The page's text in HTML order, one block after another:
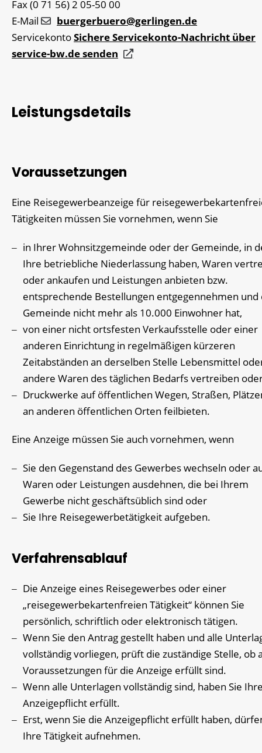
Fax(0 71 56) 2 05-50 00
E-Mail
buergerbuero@gerlingen.de
ServicekontoSichere Servicekonto-Nachricht über
service-bw.de senden
Leistungsdetails
Voraussetzungen
Eine Reisegewerbeanzeige für
Tätigkeiten müssen Sie vornehmen, wenn Sie
in Ihrer Wohnsitzgemeinde oder der Gemeinde, in
Ihre betriebliche Niederlassung haben, Waren
oder ankaufen und Leistungen anbieten bzw.
entsprechende Bestellungen entgegennehmen und
Gemeinde nicht mehr als 10.000 Einwohner hat,
von einer nicht ortsfesten Verkaufsstelle oder einer
anderen Einrichtung in regelmäßigen kürzeren
Zeitabständen an derselben Stelle Lebensmittel
andere Waren des täglichen Bedarfs vertreiben
Druckwerke auf öffentlichen Wegen, Straßen,
an anderen öffentlichen Orten feilbieten.
Eine Anzeige müssen Sie auch vornehmen, wenn
Sie den Gegenstand des Gewerbes wechseln oder
Waren oder Leistungen ausdehnen, die bei Ihrem
Gewerbe nicht geschäftsüblich sind oder
Sie Ihre Reisegewerbetätigkeit aufgeben.
Verfahrensablauf
Die Anzeige eines Reisegewerbes oder einer
„reisegewerbekartenfreien Tätigkeit“ können Sie
persönlich, schriftlich oder elektronisch tätigen.
Wenn Sie den Antrag gestellt haben und alle
vollständig vorliegen, prüft die zuständige Stelle, ob
Voraussetzungen für die Anzeige erfüllt sind.
Wenn alle Unterlagen vollständig sind, haben Sie
Anzeigepflicht erfüllt.
Erst, wenn Sie die Anzeigepflicht erfüllt haben,
Ihre Tätigkeit aufnehmen.